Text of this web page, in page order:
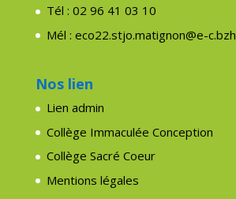
Tél : 02 96 41 03 10
Mél : eco22.stjo.matignon@e-c.bzh
Nos lien
Lien admin
Collège Immaculée Conception
Collège Sacré Coeur
Mentions légales